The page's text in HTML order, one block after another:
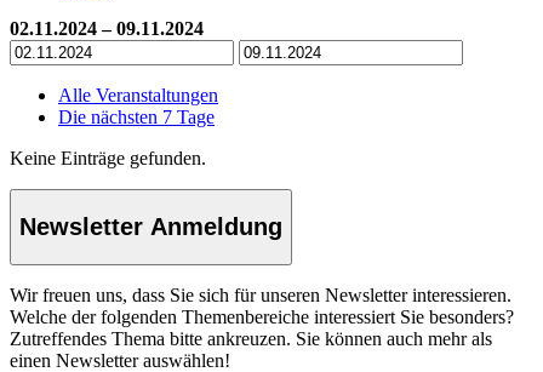
02.11.2024 – 09.11.2024
Alle Veranstaltungen
Die nächsten 7 Tage
Keine Einträge gefunden.
Newsletter Anmeldung
Wir freuen uns, dass Sie sich für unseren Newsletter interessieren.
Welche der folgenden Themenbereiche interessiert Sie besonders?
Zutreffendes Thema bitte ankreuzen. Sie können auch mehr als
einen Newsletter auswählen!